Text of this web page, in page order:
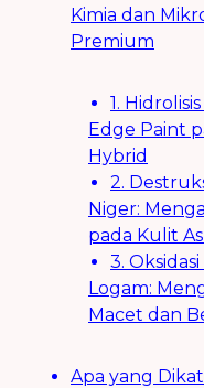
Kimia dan
Premium
1.
Edge Paint
Hybrid
2.
Niger:
pada Kulit
3.
Logam:
Macet dan
Apa yang